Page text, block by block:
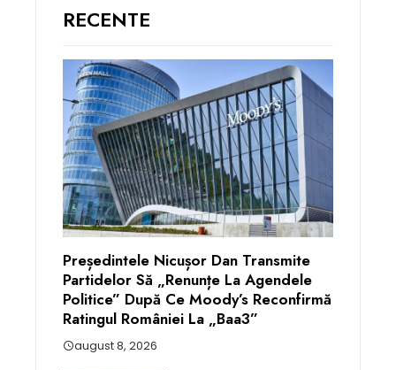
RECENTE
Președintele Nicușor Dan Transmite
Partidelor Să „renunțe La Agendele
Politice” După Ce Moody’s Reconfirmă
Ratingul României La „Baa3”
august 8, 2026